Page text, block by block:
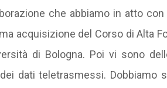
che abbiamo in atto con
acquisizione del Corso di Alta
di Bologna. Poi vi sono
dati teletrasmessi. Dobbiamo